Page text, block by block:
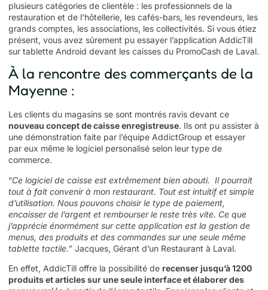
plusieurs catégories de clientèle : les professionnels de la
restauration et de l’hôtellerie, les cafés-bars, les revendeurs, les
grands comptes, les associations, les collectivités. Si vous étiez
présent, vous avez sûrement pu essayer l’application AddicTill
sur tablette Android devant les caisses du PromoCash de Laval.
À la rencontre des commerçants de la
Mayenne :
Les clients du magasins se sont montrés ravis devant ce
nouveau concept de caisse enregistreuse. Ils ont pu assister à
une démonstration faite par l’équipe AddictGroup et essayer
par eux même le logiciel personalisé selon leur type de
commerce.
“Ce logiciel de caisse est extrêmement bien abouti. Il pourrait
tout à fait convenir à mon restaurant. Tout est intuitif et simple
d’utilisation. Nous pouvons choisir le type de paiement,
encaisser de l’argent et rembourser le reste très vite. Ce que
j’apprécie énormément sur cette application est la gestion de
menus, des produits et des commandes sur une seule même
tablette tactile.” Jacques, Gérant d’un Restaurant à Laval.
En effet, AddicTill offre la possibilité de recenser jusqu’à 1200
produits et articles sur une seule interface et élaborer des